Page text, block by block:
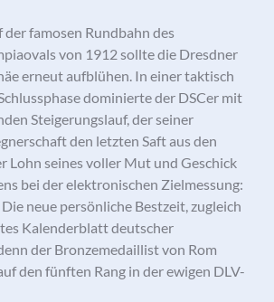
der famosen Rundbahn des
von 1912 sollte die Dresdner
erneut aufblühen. In einer taktisch
dominierte der DSCer mit
Steigerungslauf, der seiner
den letzten Saft aus den
Lohn seines voller Mut und Geschick
bei der elektronischen Zielmessung:
neue persönliche Bestzeit, zugleich
Kalenderblatt deutscher
der Bronzemedaillist von Rom
den fünften Rang in der ewigen DLV-